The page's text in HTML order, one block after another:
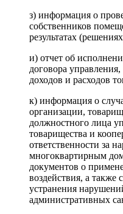
з) информация о
собственников
результатах
и) отчет об
договора
доходов и расходов
к) информация о
организации,
должностного лица
товарищества и
ответственности за
многоквартирным
документов о
воздействия, а также
устранения
административных